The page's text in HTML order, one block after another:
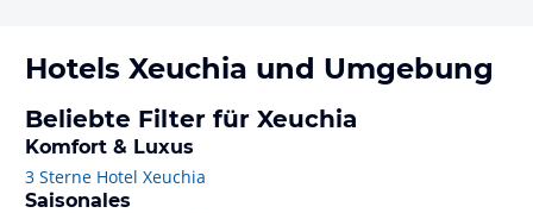
Hotels Xeuchia und Umgebung
Beliebte Filter für Xeuchia
Komfort & Luxus
3 Sterne Hotel Xeuchia
Saisonales